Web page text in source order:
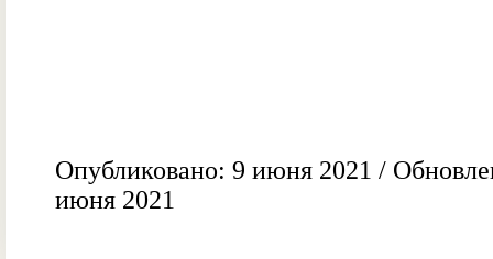
Опубликовано: 9 июня 2021 /
июня 2021